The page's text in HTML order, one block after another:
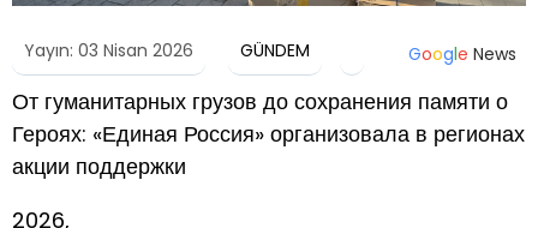
Yayın: 03 Nisan 2026 GÜNDEM Google News
От гуманитарных грузов до сохранения памяти о
Героях: «Единая Россия» организовала в регионах
акции поддержки
2026,